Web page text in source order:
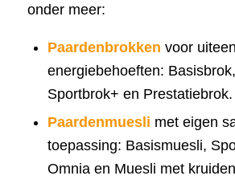
onder meer:
Paardenbrokken voor
energiebehoeften:
Sportbrok+ en Prestatiebrok.
Paardenmuesli met eigen
toepassing: Basismuesli,
Omnia en Muesli met